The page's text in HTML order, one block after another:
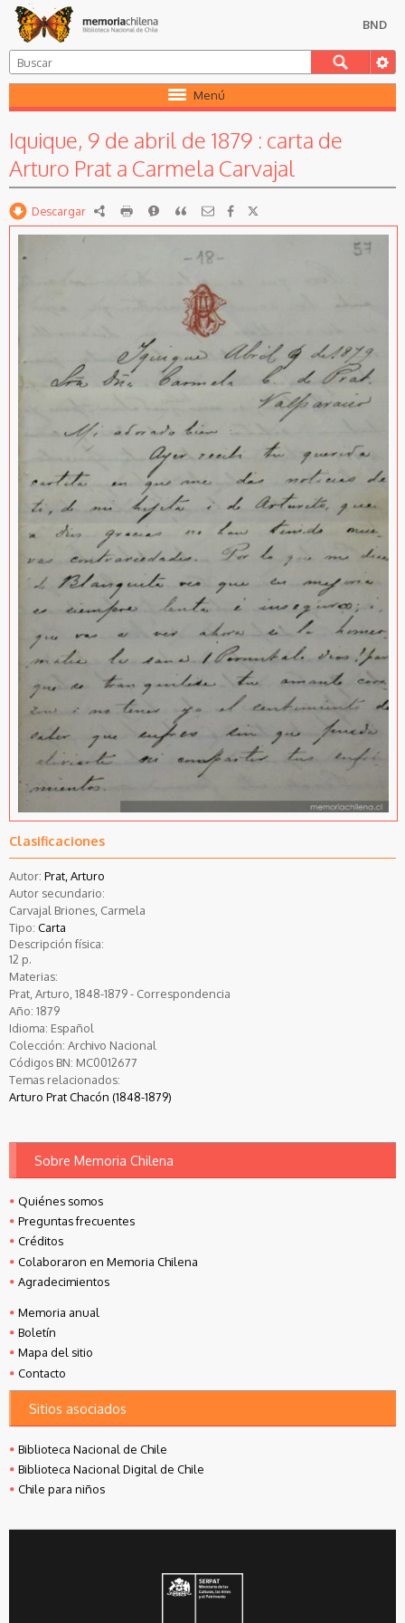
BND
Menú
Iquique, 9 de abril de 1879 : carta de
Arturo Prat a Carmela Carvajal
Descargar RDF imprimirReportarCitar
Clasificaciones
Autor: Prat, Arturo
Autor secundario:
Carvajal Briones, Carmela
Tipo: Carta
Descripción física:
12 p.
Materias:
Prat, Arturo, 1848-1879 - Correspondencia
Año: 1879
Idioma: Español
Colección: Archivo Nacional
Códigos BN: MC0012677
Temas relacionados:
Arturo Prat Chacón (1848-1879)
Sobre Memoria Chilena
Quiénes somos
Preguntas frecuentes
Créditos
Colaboraron en Memoria Chilena
Agradecimientos
Memoria anual
Boletín
Mapa del sitio
Contacto
Sitios asociados
Biblioteca Nacional de Chile
Biblioteca Nacional Digital de Chile
Chile para niños